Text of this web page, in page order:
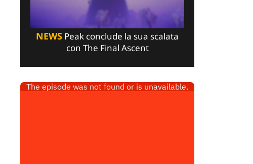
NEWS Peak conclude la sua scalata
con The Final Ascent